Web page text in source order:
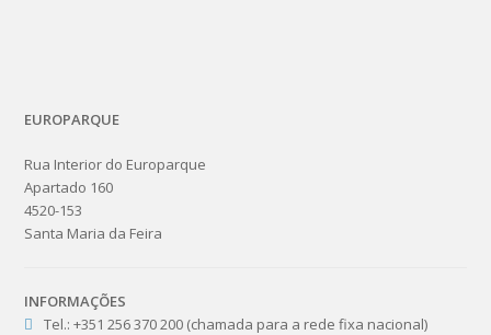
EUROPARQUE
Rua Interior do Europarque
Apartado 160
4520-153
Santa Maria da Feira
INFORMAÇÕES
Tel.: +351 256 370 200 (chamada para a rede fixa nacional)